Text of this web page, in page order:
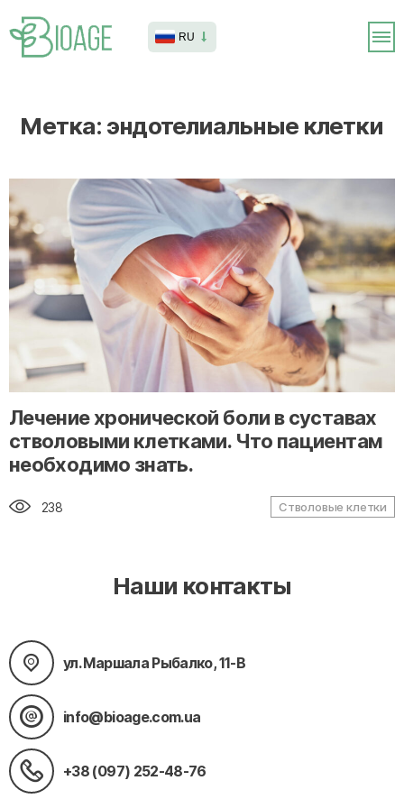
RU
Метка: эндотелиальные клетки
" alt="loading" class="img-responsive"/>
Лечение хронической боли в суставах
стволовыми клетками. Что пациентам
необходимо знать.
238 Стволовые клетки
Наши контакты
ул. Маршала Рыбалко, 11-В
info@bioage.com.ua
+38 (097) 252-48-76